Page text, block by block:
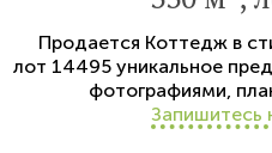
Продается Коттедж в
лот 14495 уникальное
фотографиями,
Запишитесь